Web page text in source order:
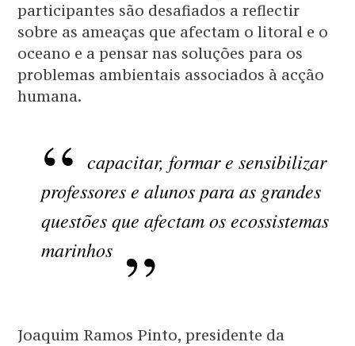
participantes são desafiados a reflectir
sobre as ameaças que afectam o litoral e o
oceano e a pensar nas soluções para os
problemas ambientais associados à acção
humana.
capacitar, formar e sensibilizar
professores e alunos para as grandes
questões que afectam os ecossistemas
marinhos
Joaquim Ramos Pinto, presidente da